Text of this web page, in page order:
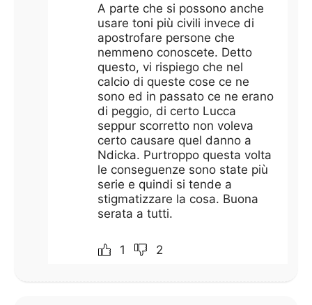
A parte che si possono anche
usare toni più civili invece di
apostrofare persone che
nemmeno conoscete. Detto
questo, vi rispiego che nel
calcio di queste cose ce ne
sono ed in passato ce ne erano
di peggio, di certo Lucca
seppur scorretto non voleva
certo causare quel danno a
Ndicka. Purtroppo questa volta
le conseguenze sono state più
serie e quindi si tende a
stigmatizzare la cosa. Buona
serata a tutti.
1 2